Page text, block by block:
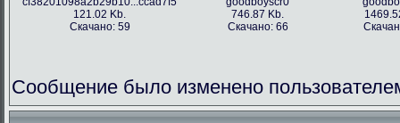
121.02 Kb.
Скачано: 59
746.87 Kb.
Скачано: 66
Сообщение было изменено